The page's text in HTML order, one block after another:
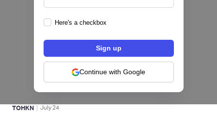
Here's a checkbox
Continue with Google
Fintech salvadoreña TOHKN lanza plataforma
para invertir desde US$10 en acciones de EE.
UU. y criptomonedas
ACTIVOS DIGITALES 👾
TOHKN | July24